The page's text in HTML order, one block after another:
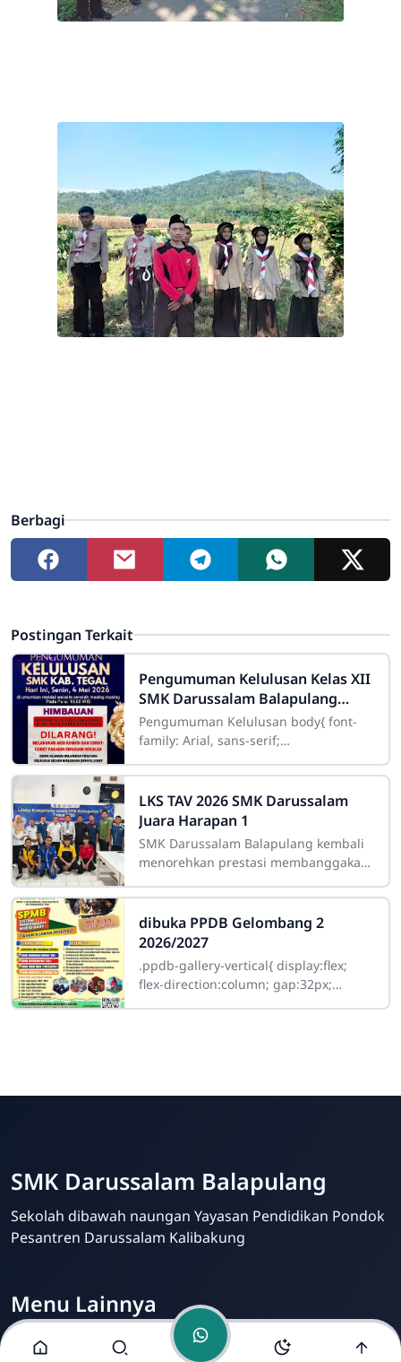
Berbagi
Postingan Terkait
Pengumuman Kelulusan Kelas XII
SMK Darussalam Balapulang
Tahun 2025/2026
Pengumuman Kelulusan body{ font-
family: Arial, sans-serif;
LKS TAV 2026 SMK Darussalam
Juara Harapan 1
SMK Darussalam Balapulang kembali
menorehkan prestasi membanggakan
(LKS) Teknik Audio Video Tingkat
Kabupaten
dibuka PPDB Gelombang 2
2026/2027
.ppdb-gallery-vertical{ display:flex;
flex-direction:column; gap:32px;
SMK Darussalam Balapulang
Sekolah dibawah naungan Yayasan Pendidikan Pondok
Pesantren Darussalam Kalibakung
Menu Lainnya
Visi dan Misi